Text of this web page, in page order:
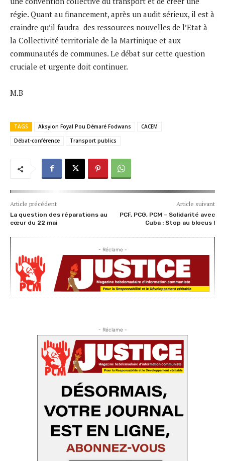
régie. Quant au financement, après un audit sérieux, il est à
craindre qu’il faudra des ressources nouvelles de l’Etat à
la Collectivité territoriale de la Martinique et aux
communautés de communes. Le débat sur cette question
cruciale et urgente doit continuer.
M.B
TAGS Aksyion Foyal Pou Démaré Fodwans
CACEM
Débat-conférence
Transport publics
Article précédent
La question des réparations au
cœur du 22 mai
Article suivant
PCF, PCG, PCM – Solidarité avec
Cuba : Stop au blocus !
- Réclame -
- Réclame -